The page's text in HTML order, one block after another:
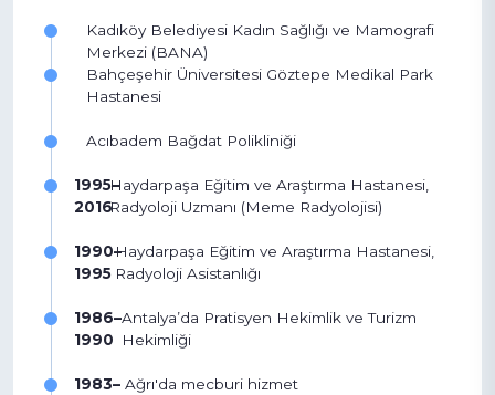
1983– Ağrı'da mecburi hizmet
1986–
1990
Antalya’da Pratisyen Hekimlik ve Turizm
Hekimliği
1990–
1995
Haydarpaşa Eğitim ve Araştırma Hastanesi,
Radyoloji Asistanlığı
1995–
2016
Haydarpaşa Eğitim ve Araştırma Hastanesi,
Radyoloji Uzmanı (Meme Radyolojisi)
Acıbadem Bağdat Polikliniği
Bahçeşehir Üniversitesi Göztepe Medikal Park
Hastanesi
Kadıköy Belediyesi Kadın Sağlığı ve Mamografi
Merkezi (BANA)